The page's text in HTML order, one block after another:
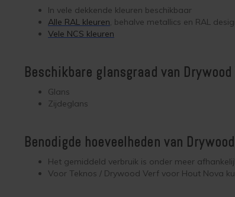
In vele dekkende kleuren beschikbaar
Alle RAL kleuren, behalve metallics en RAL
Vele NCS kleuren
Beschikbare glansgraad van
Glans
Zijdeglans
Benodigde hoeveelheden van
Het gemiddeld verbruik is onder meer
Voor Teknos / Drywood Verf voor Hout Nova